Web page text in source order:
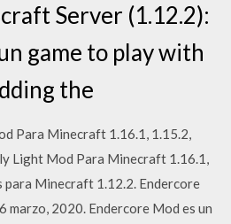
Server (1.12.2):
game to play with
the
Para Minecraft 1.16.1, 1.15.2,
Light Mod Para Minecraft 1.16.1,
para Minecraft 1.12.2. Endercore
2020. Endercore Mod es un